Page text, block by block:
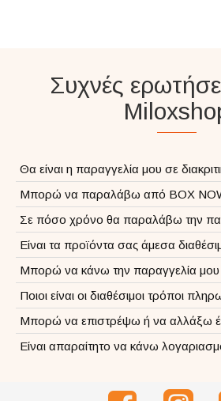
Συχνές
Θα είναι η παραγγελία μου σε
Μπορώ να παραλάβω από BOX
Σε πόσο χρόνο θα παραλάβω την
Είναι τα προϊόντα σας άμεσα
Μπορώ να κάνω την παραγγελία μου
Ποιοι είναι οι διαθέσιμοι τρόποι
Μπορώ να επιστρέψω ή να αλλάξω
Είναι απαραίτητο να κάνω